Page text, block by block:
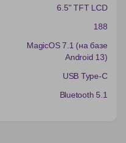
6.5" TFT LCD
188
MagicOS 7.1 (на базе
Android 13)
USB Type-C
Bluetooth 5.1